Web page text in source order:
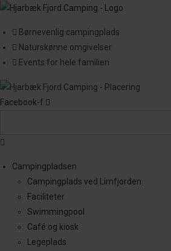
Skip
content
Børnevenlig campingplads
Naturskønne omgivelser
Events for hele familien
Facebook-f
Main
Campingpladsen
Campingplads ved Limfjorden
Faciliteter
Swimmingpool
Café og kiosk
Legeplads